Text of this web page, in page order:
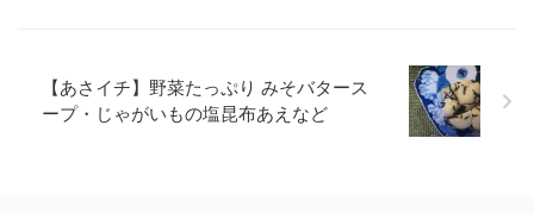
【あさイチ】野菜たっぷり みそバタース
ープ・じゃがいもの塩昆布あえなど